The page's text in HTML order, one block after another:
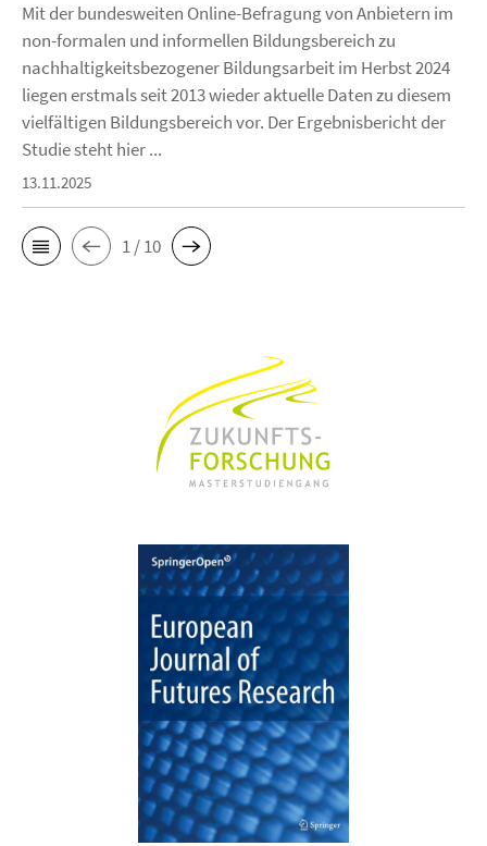
Mit der bundesweiten Online-Befragung von Anbietern im
non-formalen und informellen Bildungsbereich zu
nachhaltigkeitsbezogener Bildungsarbeit im Herbst 2024
liegen erstmals seit 2013 wieder aktuelle Daten zu diesem
vielfältigen Bildungsbereich vor. Der Ergebnisbericht der
Studie steht hier ...
13.11.2025
1 / 10